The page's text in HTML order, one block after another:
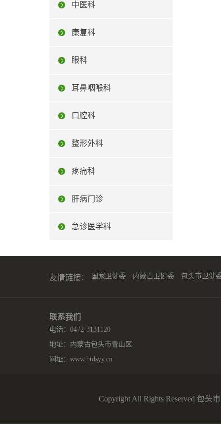
中医科
康复科
眼科
耳鼻咽喉科
口腔科
整形外科
疼痛科
肝病门诊
急诊医学科
友情链接： 国家卫健委 内蒙古卫健委 包头市卫健
联系我们
电话：0472-3131120
地址：内蒙古包头市青山区
网址： www.btdsyy.cn
Copyright All Rights Reserved 包头